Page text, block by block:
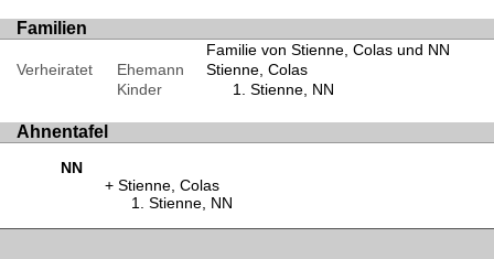
Familien
Familie von Stienne, Colas und NN
Verheiratet
Ehemann
Stienne, Colas
Kinder
Stienne, NN
Ahnentafel
NN
Stienne, Colas
Stienne, NN